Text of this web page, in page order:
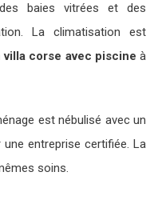
baies vitrées et des
La climatisation est
villa corse avec piscine à
est nébulisé avec un
entreprise certifiée. La
soins.